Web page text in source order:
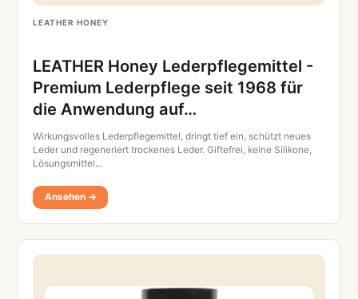
LEATHER HONEY
LEATHER Honey Lederpflegemittel -
Premium Lederpflege seit 1968 für
die Anwendung auf…
Wirkungsvolles Lederpflegemittel, dringt tief ein, schützt neues
Leder und regeneriert trockenes Leder. Giftefrei, keine Silikone,
Lösungsmittel…
Ansehen →